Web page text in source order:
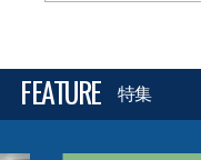
FEATURE 特集